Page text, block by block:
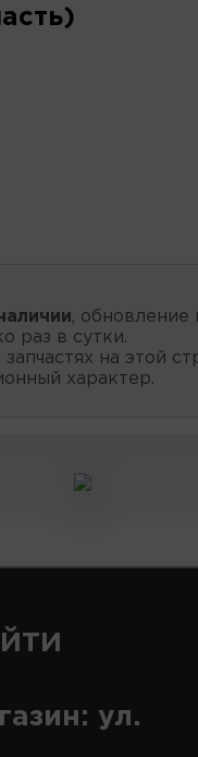
, обновление
раз в сутки.
на этой
характер.
ул.